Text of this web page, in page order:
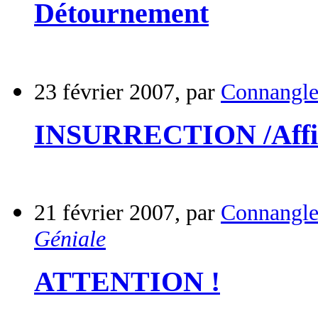
Détournement
23 février 2007, par Connangle
INSURRECTION /
21 février 2007, par Connangle
Géniale
ATTENTION !